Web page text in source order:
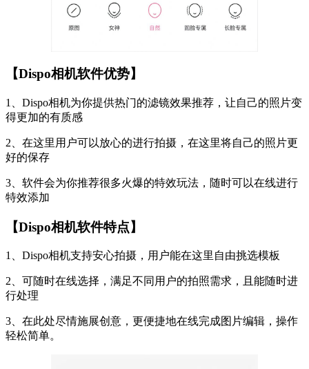
【Dispo相机软件优势】
1、Dispo相机为你提供热门的滤镜效果推荐，让自己的照片变
得更加的有质感
2、在这里用户可以放心的进行拍摄，在这里将自己的照片更
好的保存
3、软件会为你推荐很多火爆的特效玩法，随时可以在线进行
特效添加
【Dispo相机软件特点】
1、Dispo相机支持安心拍摄，用户能在这里自由挑选模板
2、可随时在线选择，满足不同用户的拍照需求，且能随时进
行处理
3、在此处尽情施展创意，更便捷地在线完成图片编辑，操作
轻松简单。